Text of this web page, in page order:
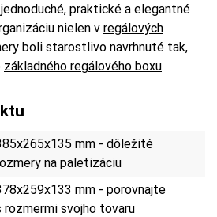
praktické a elegantné
nielen v regálových
boli starostlivo navrhnuté tak,
základného regálového boxu.
mm - dôležité
na paletizáciu
mm - porovnajte
rozmermi svojho tovaru